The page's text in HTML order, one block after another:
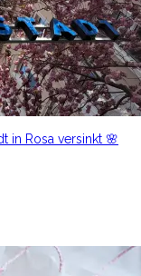
in Rosa versinkt 🌸